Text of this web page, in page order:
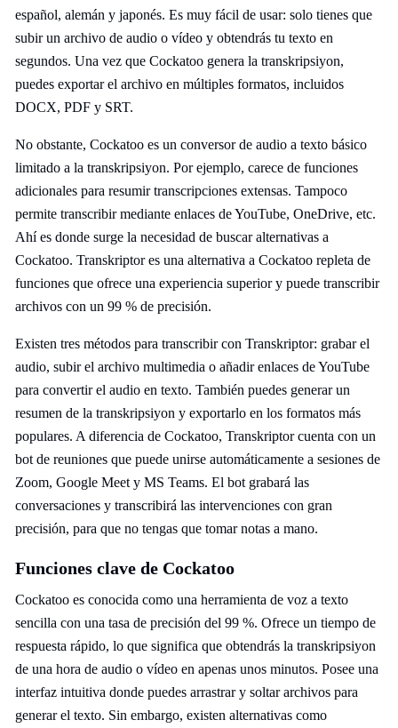
español, alemán y japonés. Es muy fácil de usar: solo tienes que
subir un archivo de audio o vídeo y obtendrás tu texto en
segundos. Una vez que Cockatoo genera la transkripsiyon,
puedes exportar el archivo en múltiples formatos, incluidos
DOCX, PDF y SRT.
No obstante, Cockatoo es un conversor de audio a texto básico
limitado a la transkripsiyon. Por ejemplo, carece de funciones
adicionales para resumir transcripciones extensas. Tampoco
permite transcribir mediante enlaces de YouTube, OneDrive, etc.
Ahí es donde surge la necesidad de buscar alternativas a
Cockatoo. Transkriptor es una alternativa a Cockatoo repleta de
funciones que ofrece una experiencia superior y puede transcribir
archivos con un 99 % de precisión.
Existen tres métodos para transcribir con Transkriptor: grabar el
audio, subir el archivo multimedia o añadir enlaces de YouTube
para convertir el audio en texto. También puedes generar un
resumen de la transkripsiyon y exportarlo en los formatos más
populares. A diferencia de Cockatoo, Transkriptor cuenta con un
bot de reuniones que puede unirse automáticamente a sesiones de
Zoom, Google Meet y MS Teams. El bot grabará las
conversaciones y transcribirá las intervenciones con gran
precisión, para que no tengas que tomar notas a mano.
Funciones clave de Cockatoo
Cockatoo es conocida como una herramienta de voz a texto
sencilla con una tasa de precisión del 99 %. Ofrece un tiempo de
respuesta rápido, lo que significa que obtendrás la transkripsiyon
de una hora de audio o vídeo en apenas unos minutos. Posee una
interfaz intuitiva donde puedes arrastrar y soltar archivos para
generar el texto. Sin embargo, existen alternativas como